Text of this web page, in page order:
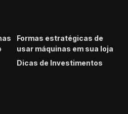
Formas estratégicas de
usar máquinas em sua loja
Dicas de Investimentos